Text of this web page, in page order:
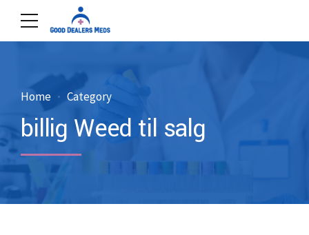
Home Category
billig Weed til salg